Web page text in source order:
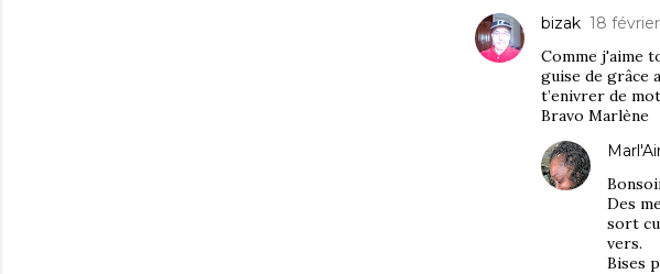
bizak 18
Comme j'aime
guise de grâce
t’enivrer de
Bravo Marlène
Des
sort
vers.
Bises